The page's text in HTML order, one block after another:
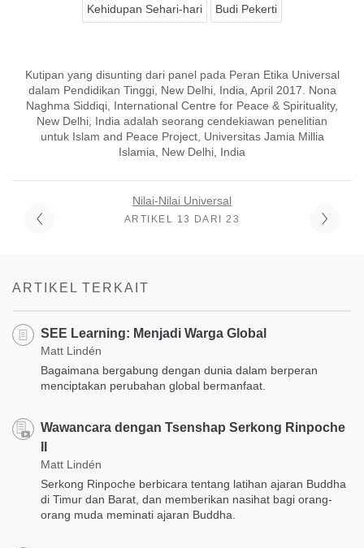
Kehidupan Sehari-hari Budi Pekerti
Kutipan yang disunting dari panel pada Peran Etika Universal
dalam Pendidikan Tinggi, New Delhi, India, April 2017. Nona
Naghma Siddiqi, International Centre for Peace & Spirituality,
New Delhi, India adalah seorang cendekiawan penelitian
untuk Islam and Peace Project, Universitas Jamia Millia
Islamia, New Delhi, India
Nilai-Nilai Universal
ARTIKEL 13 DARI 23
ARTIKEL TERKAIT
SEE Learning: Menjadi Warga Global
Matt Lindén
Bagaimana bergabung dengan dunia dalam berperan
menciptakan perubahan global bermanfaat.
Wawancara dengan Tsenshap Serkong Rinpoche
Matt Lindén
Serkong Rinpoche berbicara tentang latihan ajaran Buddha
di Timur dan Barat, dan memberikan nasihat bagi orang-
orang muda meminati ajaran Buddha.